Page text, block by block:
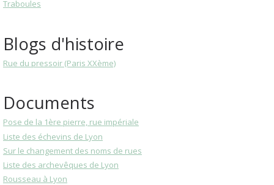
Traboules
Blogs d'histoire
Rue du pressoir (Paris XXème)
Documents
Pose de la 1ère pierre, rue impériale
Liste des échevins de Lyon
Sur le changement des noms de rues
Liste des archevêques de Lyon
Rousseau à Lyon